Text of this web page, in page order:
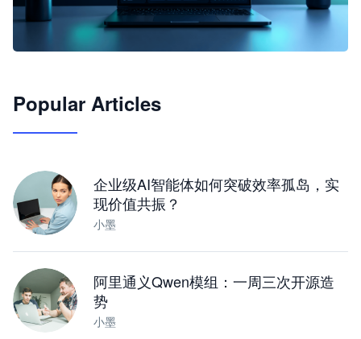
JimoClaw 桌面 AI Agent 工作台
Popular Articles
企业级AI智能体如何突破效率孤岛，实
现价值共振？
小墨
阿里通义Qwen模组：一周三次开源造
势
小墨